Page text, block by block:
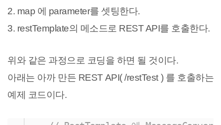
2. map 에 parameter를 셋팅한다.
3. restTemplate의 메소드로 REST API를 호출한다.
위와 같은 과정으로 코딩을 하면 될 것이다.
아래는 아까 만든 REST API( /restTest ) 를 호출하는
예제 코드이다.